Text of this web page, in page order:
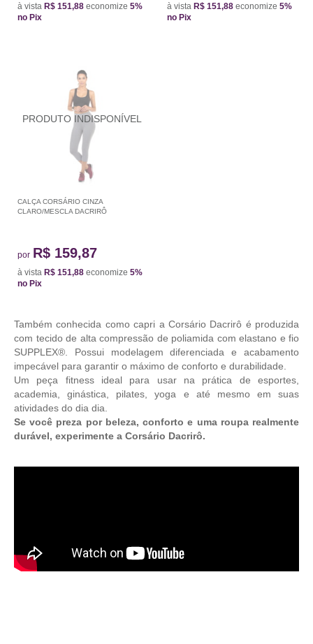
à vista R$ 151,88 economize 5%
no Pix
à vista R$ 151,88 economize 5%
no Pix
CALÇA CORSÁRIO CINZA
CLARO/MESCLA DACRIRÔ
por R$ 159,87
à vista R$ 151,88 economize 5%
no Pix
Também conhecida como capri a Corsário Dacrirô é produzida
com tecido de alta compressão de poliamida com elastano e fio
SUPPLEX®. Possui modelagem diferenciada e acabamento
impecável para garantir o máximo de conforto e durabilidade.
Um peça fitness ideal para usar na prática de esportes,
academia, ginástica, pilates, yoga e até mesmo em suas
atividades do dia dia.
Se você preza por beleza, conforto e uma roupa realmente
durável, experimente a Corsário Dacrirô.